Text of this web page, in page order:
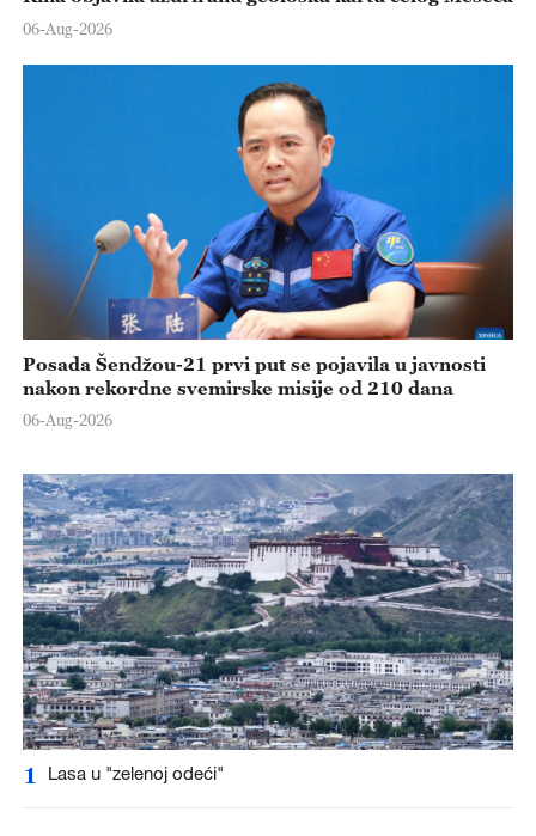
06-Aug-2026
Posada Šendžou-21 prvi put se pojavila u javnosti
nakon rekordne svemirske misije od 210 dana
06-Aug-2026
1 Lasa u "zelenoj odeći"